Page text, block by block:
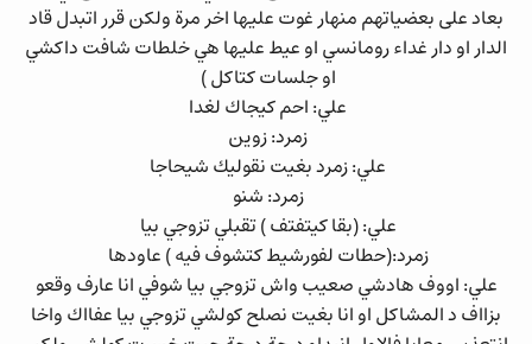
بعاد على بعضياتهم منهار غوت عليها اخر مرة ولكن قرر اتبدل قاد
الدار او دار غداء رومانسي او عيط عليها هي خلطات شافت داكشي
او جلسات كتاكل )
علي: احم كيجاك لغدا
زمرد: زوين
علي: زمرد بغيت نقوليك شيحاجا
زمرد: شنو
علي: (بقا كيتفتف ) تقبلي تزوجي بيا
زمرد:(حطات لفورشيط كتشوف فيه ) عاودها
علي: اووف هادشي صعيب واش تزوجي بيا شوفي انا عارف وقعو
بزااف د المشاكل او انا بغيت نصلح كولشي تزوجي بيا عفااك واخا